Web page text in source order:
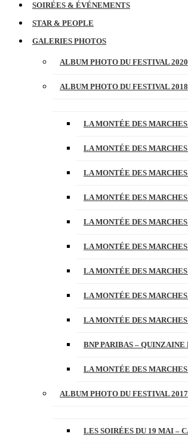
SOIRÉES & ÉVÉNEMENTS
STAR & PEOPLE
GALERIES PHOTOS
ALBUM PHOTO DU FESTIVAL 2020
ALBUM PHOTO DU FESTIVAL 2018
LA MONTÉE DES
LA MONTÉE DES
LA MONTÉE DES
LA MONTÉE DES
LA MONTÉE DES
LA MONTÉE DES
LA MONTÉE DES
LA MONTÉE DES
LA MONTÉE DES
BNP PARIBAS –
LA MONTÉE DES
ALBUM PHOTO DU FESTIVAL 2017
LES SOIRÉES DU 19 MAI –